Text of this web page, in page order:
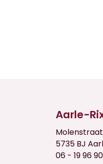
Aarle-
5735 BJ
06 - 19 96